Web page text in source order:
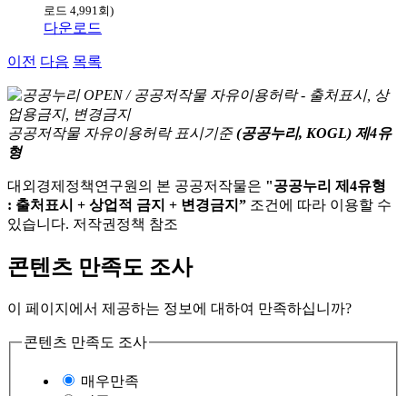
로드 4,991회)
다운로드
이전 다음 목록
공공저작물 자유이용허락 표시기준 (공공누리, KOGL) 제4유
형
대외경제정책연구원의 본 공공저작물은 "공공누리 제4유형
: 출처표시 + 상업적 금지 + 변경금지” 조건에 따라 이용할 수
있습니다. 저작권정책 참조
콘텐츠 만족도 조사
이 페이지에서 제공하는 정보에 대하여 만족하십니까?
콘텐츠 만족도 조사
매우만족